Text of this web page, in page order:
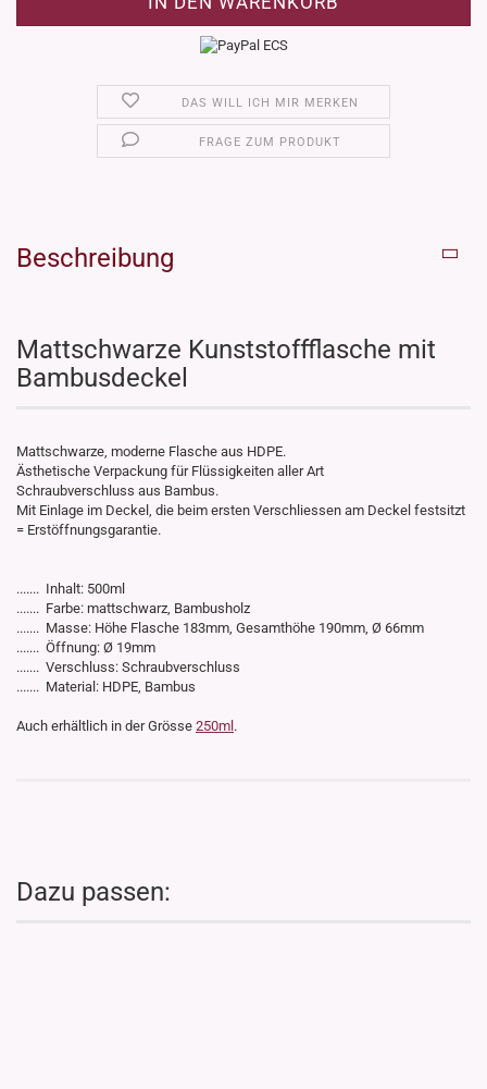
DAS WILL ICH MIR MERKEN
FRAGE ZUM PRODUKT
Beschreibung
Mattschwarze Kunststoffflasche mit
Bambusdeckel
Mattschwarze, moderne Flasche aus HDPE.
Ästhetische Verpackung für Flüssigkeiten aller Art
Schraubverschluss aus Bambus.
Mit Einlage im Deckel, die beim ersten Verschliessen am Deckel festsitzt
= Erstöffnungsgarantie.
....... Inhalt: 500ml
....... Farbe: mattschwarz, Bambusholz
....... Masse: Höhe Flasche 183mm, Gesamthöhe 190mm, Ø 66mm
....... Öffnung: Ø 19mm
....... Verschluss: Schraubverschluss
....... Material: HDPE, Bambus
Auch erhältlich in der Grösse 250ml.
Dazu passen: